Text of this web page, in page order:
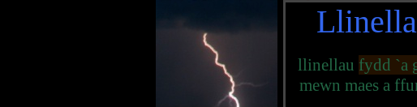
llinellau fydd `a
mewn maes a